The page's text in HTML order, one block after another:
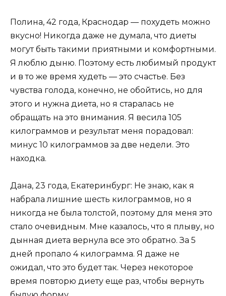
Полина, 42 года, Краснодар — похудеть можно
вкусно! Никогда даже не думала, что диеты
могут быть такими приятными и комфортными.
Я люблю дыню. Поэтому есть любимый продукт
и в то же время худеть — это счастье. Без
чувства голода, конечно, не обойтись, но для
этого и нужна диета, но я старалась не
обращать на это внимания. Я весила 105
килограммов и результат меня порадовал:
минус 10 килограммов за две недели. Это
находка.
Дана, 23 года, Екатеринбург: Не знаю, как я
набрала лишние шесть килограммов, но я
никогда не была толстой, поэтому для меня это
стало очевидным. Мне казалось, что я плыву, но
дынная диета вернула все это обратно. За 5
дней пропало 4 килограмма. Я даже не
ожидал, что это будет так. Через некоторое
время повторю диету еще раз, чтобы вернуть